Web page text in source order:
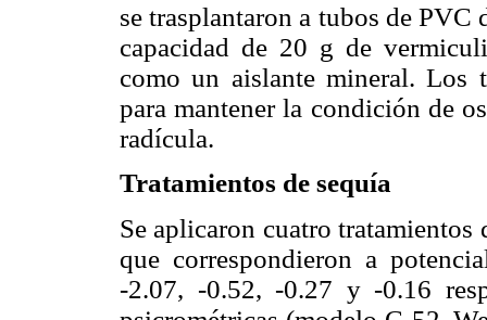
se trasplantaron a tubos de
capacidad de 20 g de
como un aislante mineral. Los
para mantener la condición de
radícula.
Tratamientos de sequía
Se aplicaron cuatro
que correspondieron a
-2.07, -0.52, -0.27 y -0.16